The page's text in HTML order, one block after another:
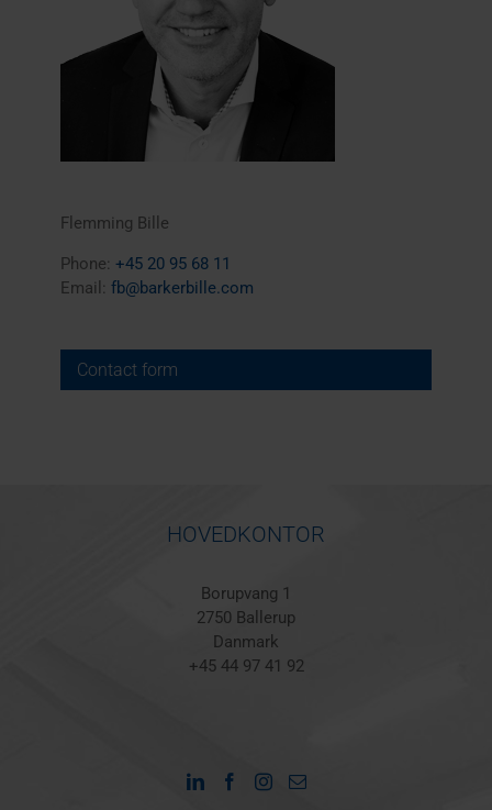
Flemming Bille
Phone: +45 20 95 68 11
Email: fb@barkerbille.com
Contact form
HOVEDKONTOR
Borupvang 1
2750 Ballerup
Danmark
+45 44 97 41 92